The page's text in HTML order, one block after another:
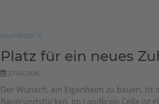
BAUPROJEKTE
Platz für ein neues
27.04.2026
Der Wunsch, ein Eigenheim zu bauen,
Baugrundstücken. Im Landkreis Celle ist